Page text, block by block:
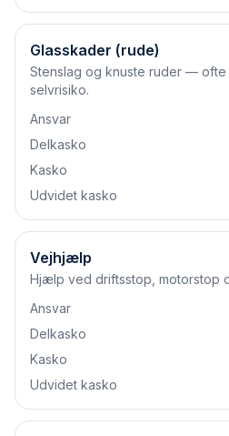
Glasskader (rude)
Stenslag og knuste ruder —
selvrisiko.
Ansvar
Delkasko
Kasko
Udvidet kasko
Vejhjælp
Hjælp ved driftsstop, motorstop
Ansvar
Delkasko
Kasko
Udvidet kasko